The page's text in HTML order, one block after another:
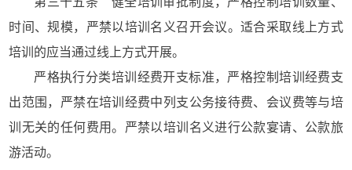
时间、规模，严禁以培训名义召开会议。适合采取线上方式
培训的应当通过线上方式开展。
严格执行分类培训经费开支标准，严格控制培训经费支
出范围，严禁在培训经费中列支公务接待费、会议费等与培
训无关的任何费用。严禁以培训名义进行公款宴请、公款旅
游活动。